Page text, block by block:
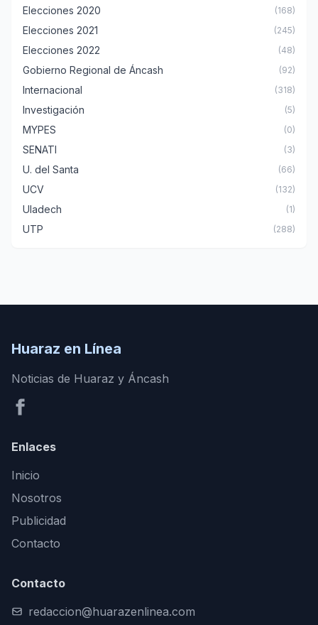
Elecciones 2020 (168)
Elecciones 2021 (245)
Elecciones 2022 (48)
Gobierno Regional de Áncash (92)
Internacional (318)
Investigación (5)
MYPES (0)
SENATI (3)
U. del Santa (66)
UCV (132)
Uladech (1)
UTP (288)
Huaraz en Línea
Noticias de Huaraz y Áncash
Enlaces
Inicio
Nosotros
Publicidad
Contacto
Contacto
redaccion@huarazenlinea.com